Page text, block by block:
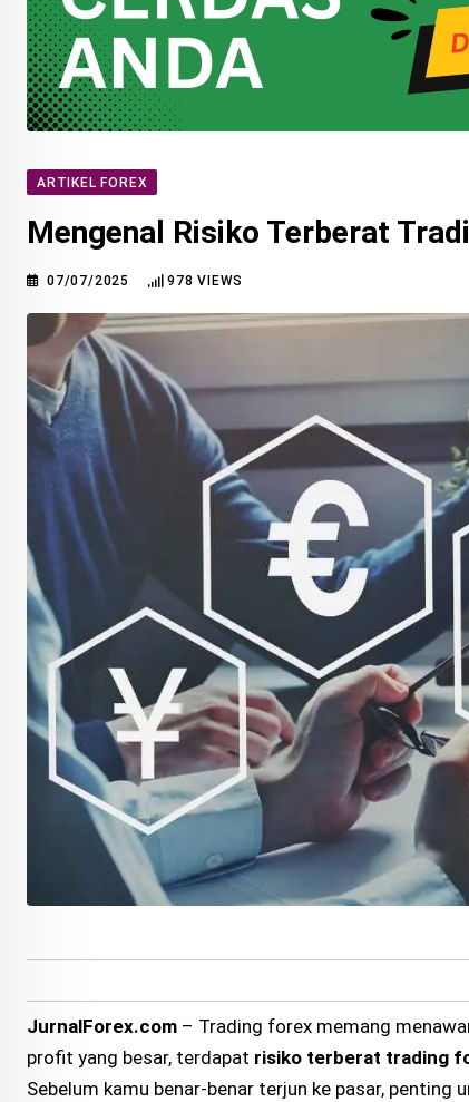
ARTIKEL FOREX
Mengenal Risiko Terberat
07/07/2025 978 VIEWS
JurnalForex.com – Trading forex memang
profit yang besar, terdapat risiko terberat trading
Sebelum kamu benar-benar terjun ke pasar,